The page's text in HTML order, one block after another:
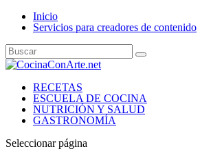
Inicio
Servicios para creadores de contenido
RECETAS
ESCUELA DE COCINA
NUTRICIÓN Y SALUD
GASTRONOMÍA
Seleccionar página